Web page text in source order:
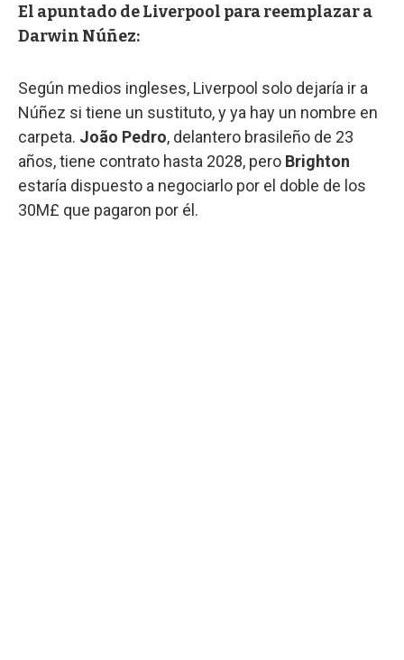
El apuntado de Liverpool para reemplazar a
Darwin Núñez:
Según medios ingleses, Liverpool solo dejaría ir a
Núñez si tiene un sustituto, y ya hay un nombre en
carpeta. João Pedro, delantero brasileño de 23
años, tiene contrato hasta 2028, pero Brighton
estaría dispuesto a negociarlo por el doble de los
30M£ que pagaron por él.